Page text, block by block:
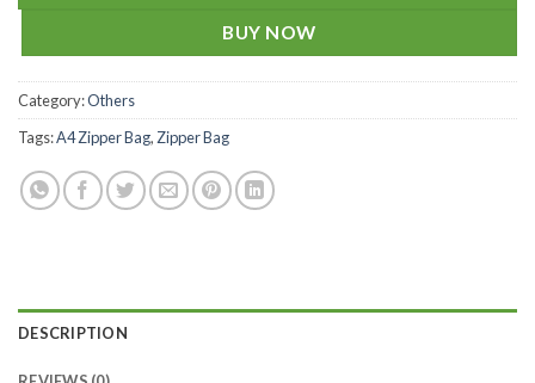
BUY NOW
Category:Others
Tags:A4 Zipper Bag, Zipper Bag
DESCRIPTION